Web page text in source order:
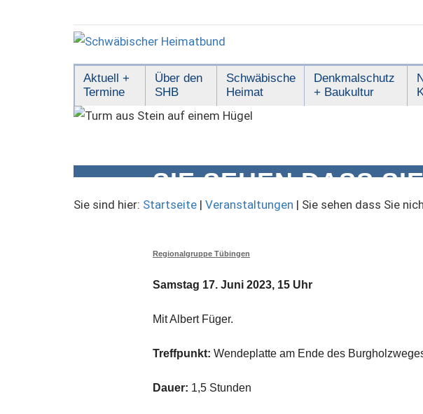
Schwäbischer
Heimatbund
Aktuell +
Termine
Über den
SHB
Schwäbische
Heimat
Denkmalschutz
+ Baukultur
SIE SEHEN DASS
WIE
Sie sind hier: Startseite| Veranstaltungen | Sie sehen dass Sie
Regionalgruppe Tübingen
Samstag 17. Juni 2023, 15 Uhr
Mit Albert Füger.
Treffpunkt: Wendeplatte am Ende des
Dauer: 1,5 Stunden